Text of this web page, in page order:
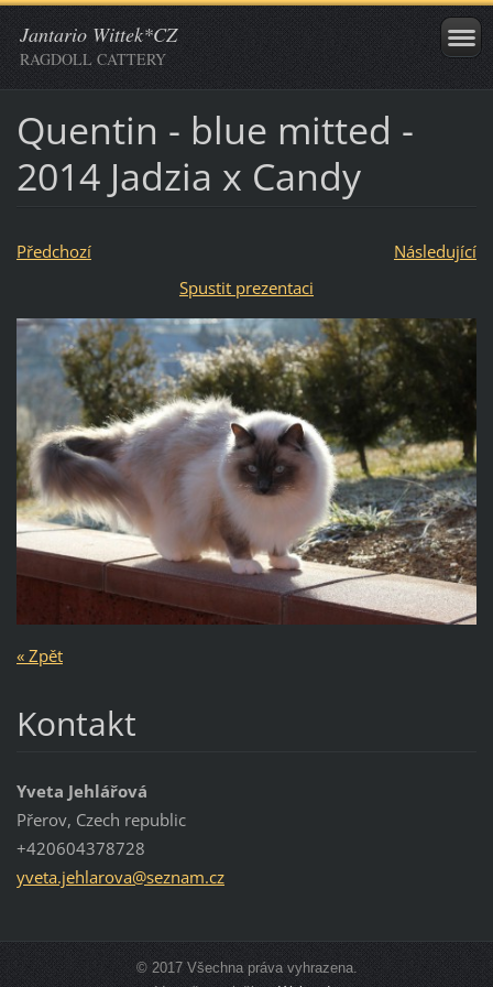
Jantario Wittek*CZ
RAGDOLL CATTERY
Quentin - blue mitted -
2014 Jadzia x Candy
Předchozí
Následující
Spustit prezentaci
« Zpět
Kontakt
Yveta Jehlářová
Přerov, Czech republic
+420604378728
yveta.jehlarova@seznam.cz
© 2017 Všechna práva vyhrazena.